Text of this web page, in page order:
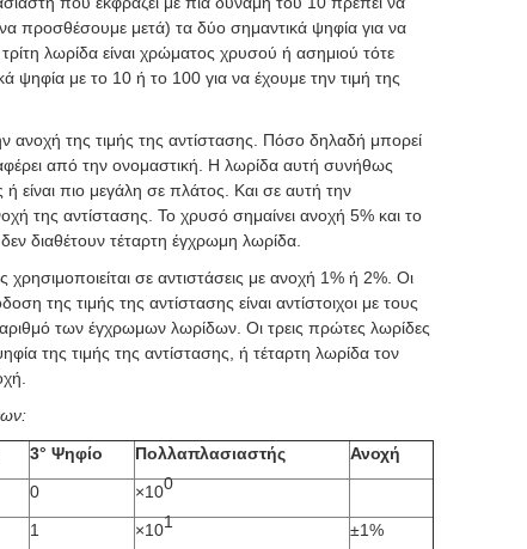
προσθέσουμε μετά) τα δύο σημαντικά ψηφία για να
λωρίδα είναι χρώματος χρυσού ή ασημιού τότε
ψηφία με το 10 ή το 100 για να έχουμε την τιμή της
ανοχή της τιμής της αντίστασης. Πόσο δηλαδή μπορεί
από την ονομαστική. Η λωρίδα αυτή συνήθως
είναι πιο μεγάλη σε πλάτος. Και σε αυτή την
της αντίστασης. Το χρυσό σημαίνει ανοχή 5% και το
διαθέτουν τέταρτη έγχρωμη λωρίδα.
σε αντιστάσεις με ανοχή 1% ή 2%. Οι
της τιμής της αντίστασης είναι αντίστοιχοι με τους
των έγχρωμων λωρίδων. Οι τρεις πρώτες λωρίδες
της τιμής της αντίστασης, ή τέταρτη λωρίδα τον
3° Ψηφίο Πολλαπλασιαστής
Ανοχή
0 ×100
1 ×101
±1%